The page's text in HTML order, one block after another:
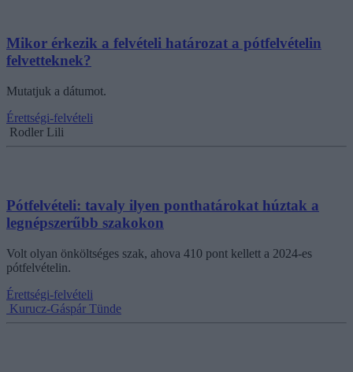
Mikor érkezik a felvételi határozat a pótfelvételin
felvetteknek?
Mutatjuk a dátumot.
Érettségi-felvételi
Rodler Lili
Pótfelvételi: tavaly ilyen ponthatárokat húztak a
legnépszerűbb szakokon
Volt olyan önköltséges szak, ahova 410 pont kellett a 2024-es
pótfelvételin.
Érettségi-felvételi
Kurucz-Gáspár Tünde